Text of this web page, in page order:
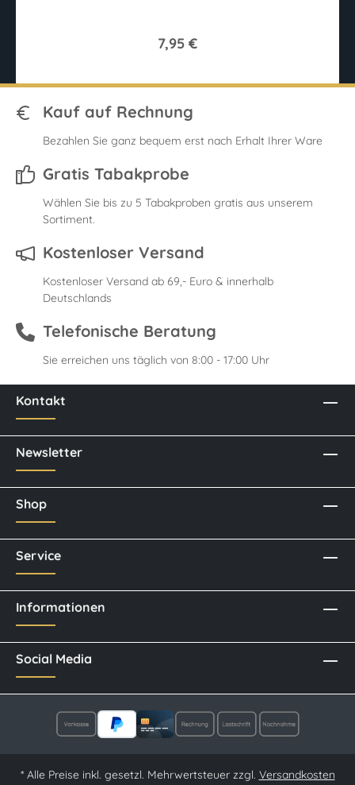
7,95 €
Kauf auf Rechnung
Bezahlen Sie ganz bequem erst nach Erhalt Ihrer Ware
Gratis Tabakprobe
Wählen Sie bis zu 5 Tabakproben gratis aus unserem
Sortiment.
Kostenloser Versand
Kostenloser Versand ab 69,- Euro & innerhalb
Deutschlands
Telefonische Beratung
Sie erreichen uns täglich von 8:00 - 17:00 Uhr
Kontakt
Newsletter
Social Media
Shop
Service
Informationen
* Alle Preise inkl. gesetzl. Mehrwertsteuer zzgl. Versandkosten